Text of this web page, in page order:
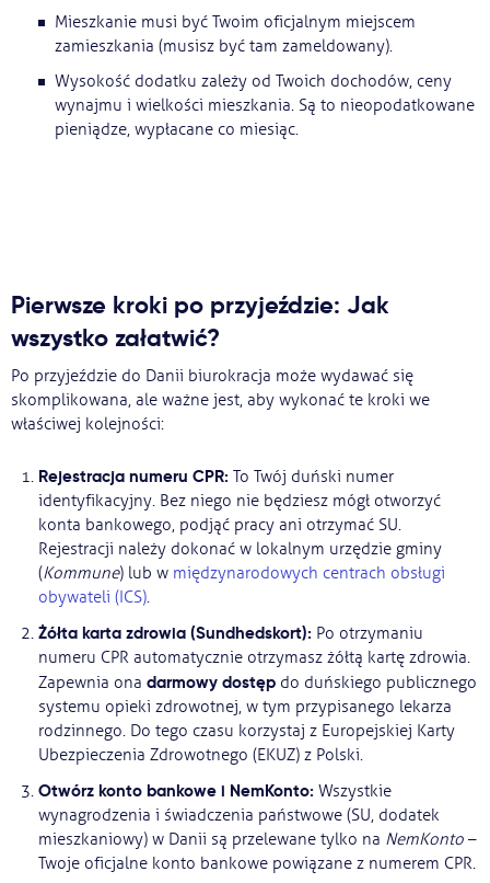
Mieszkanie musi być Twoim oficjalnym miejscem
zamieszkania (musisz być tam zameldowany).
Wysokość dodatku zależy od Twoich dochodów, ceny
wynajmu i wielkości mieszkania. Są to nieopodatkowane
pieniądze, wypłacane co miesiąc.
Pierwsze kroki po przyjeździe: Jak
wszystko załatwić?
Po przyjeździe do Danii biurokracja może wydawać się
skomplikowana, ale ważne jest, aby wykonać te kroki we
właściwej kolejności:
Rejestracja numeru CPR: To Twój duński numer
identyfikacyjny. Bez niego nie będziesz mógł otworzyć
konta bankowego, podjąć pracy ani otrzymać SU.
Rejestracji należy dokonać w lokalnym urzędzie gminy
(Kommune) lub w międzynarodowych centrach obsługi
obywateli (ICS).
Żółta karta zdrowia (Sundhedskort): Po otrzymaniu
numeru CPR automatycznie otrzymasz żółtą kartę zdrowia.
Zapewnia ona darmowy dostęp do duńskiego publicznego
systemu opieki zdrowotnej, w tym przypisanego lekarza
rodzinnego. Do tego czasu korzystaj z Europejskiej Karty
Ubezpieczenia Zdrowotnego (EKUZ) z Polski.
Otwórz konto bankowe i NemKonto: Wszystkie
wynagrodzenia i świadczenia państwowe (SU, dodatek
mieszkaniowy) w Danii są przelewane tylko na NemKonto –
Twoje oficjalne konto bankowe powiązane z numerem CPR.